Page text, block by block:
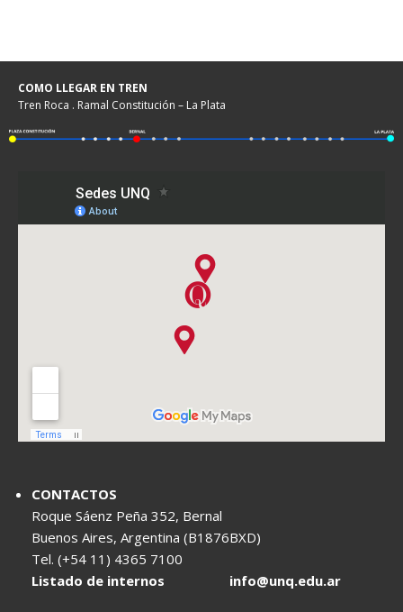
COMO LLEGAR EN TREN
Tren Roca . Ramal Constitución – La Plata
CONTACTOS
Roque Sáenz Peña 352, Bernal
Buenos Aires, Argentina (B1876BXD)
Tel. (+54 11) 4365 7100
Listado de internos
info@unq.edu.ar